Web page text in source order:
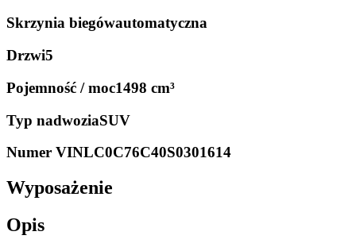
Skrzynia biegówautomatyczna
Drzwi5
Pojemność / moc1498 cm³
Typ nadwoziaSUV
Numer VINLC0C76C40S0301614
Wyposażenie
Opis